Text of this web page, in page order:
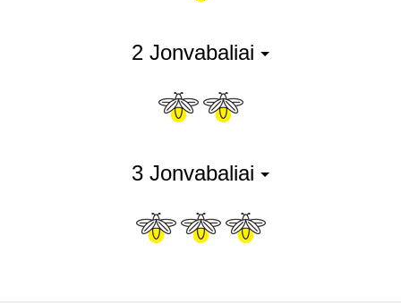
2 Jonvabaliai
3 Jonvabaliai